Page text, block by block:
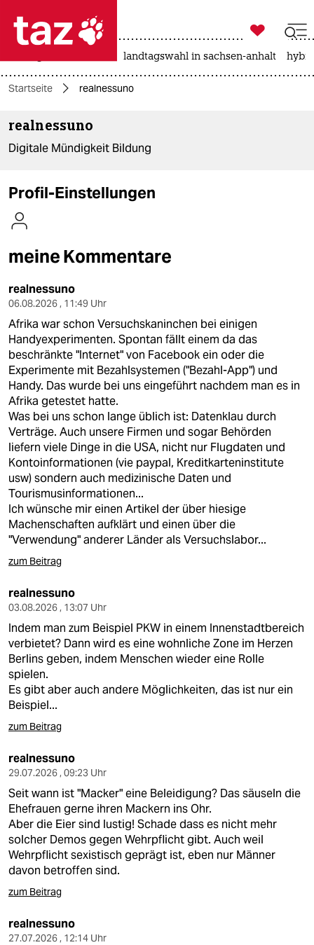
 taz zahl ich
taz zahl ich
themen
politik
öko
gesellschaft
kultur
sport
berlin
nord
wahrheit
verlag
verlag
veranstaltungen
shop
fragen & hilfe
unterstützen
genossenschaft
epaper login

taz zahl ich
landtagswahl in sachsen-anhalt
Startseite realnessuno
realnessuno
Digitale Mündigkeit Bildung
Profil-Einstellungen
meine Kommentare
realnessuno
06.08.2026 , 11:49 Uhr
Afrika war schon Versuchskaninchen bei einigen
Handyexperimenten. Spontan fällt einem da das
beschränkte "Internet" von Facebook ein oder die
Experimente mit Bezahlsystemen ("Bezahl-App") und
Handy. Das wurde bei uns eingeführt nachdem man es in
Afrika getestet hatte.
Was bei uns schon lange üblich ist: Datenklau durch
Verträge. Auch unsere Firmen und sogar Behörden
liefern viele Dinge in die USA, nicht nur Flugdaten und
Kontoinformationen (vie paypal, Kreditkarteninstitute
usw) sondern auch medizinische Daten und
Tourismusinformationen...
Ich wünsche mir einen Artikel der über hiesige
Machenschaften aufklärt und einen über die
"Verwendung" anderer Länder als Versuchslabor...
zum Beitrag
realnessuno
03.08.2026 , 13:07 Uhr
Indem man zum Beispiel PKW in einem Innenstadtbereich
verbietet? Dann wird es eine wohnliche Zone im Herzen
Berlins geben, indem Menschen wieder eine Rolle
spielen.
Es gibt aber auch andere Möglichkeiten, das ist nur ein
Beispiel...
zum Beitrag
realnessuno
29.07.2026 , 09:23 Uhr
Seit wann ist "Macker" eine Beleidigung? Das säuseln die
Ehefrauen gerne ihren Mackern ins Ohr.
Aber die Eier sind lustig! Schade dass es nicht mehr
solcher Demos gegen Wehrpflicht gibt. Auch weil
Wehrpflicht sexistisch geprägt ist, eben nur Männer
davon betroffen sind.
zum Beitrag
realnessuno
27.07.2026 , 12:14 Uhr